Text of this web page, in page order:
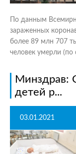
По данным
зараженных
более 89 млн 707
человек умерли (по
Минздрав:
детей р...
03.01.2021